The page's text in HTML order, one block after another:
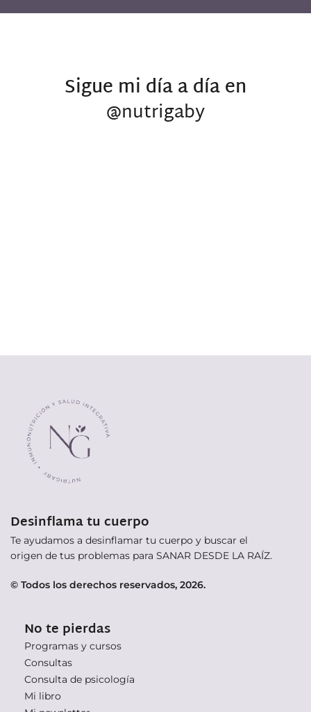
Sigue mi día a día en
@nutrigaby
Desinflama tu cuerpo
Te ayudamos a desinflamar tu cuerpo y buscar el
origen de tus problemas para SANAR DESDE LA RAÍZ.
© Todos los derechos reservados, 2026.
No te pierdas
Programas y cursos
Consultas
Consulta de psicología
Mi libro